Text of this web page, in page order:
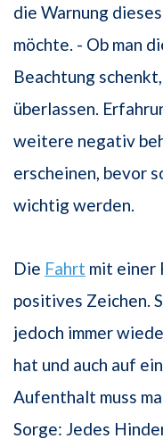
die Warnung
möchte. - Ob man
Beachtung
überlassen.
weitere negativ
erscheinen, bevor
wichtig werden.
Die Fahrt mit einer
positives Zeichen.
jedoch immer
hat und auch auf
Aufenthalt muss
Sorge: Jedes